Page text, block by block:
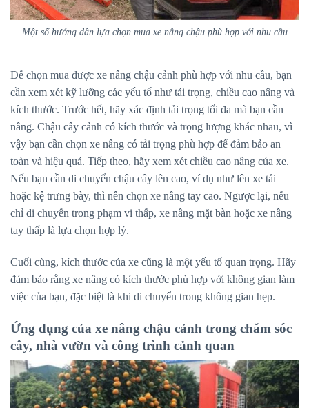
Một số hướng dẫn lựa chọn mua xe nâng chậu phù hợp với nhu cầu
Để chọn mua được xe nâng chậu cảnh phù hợp với nhu cầu, bạn
cần xem xét kỹ lưỡng các yếu tố như tải trọng, chiều cao nâng và
kích thước. Trước hết, hãy xác định tải trọng tối đa mà bạn cần
nâng. Chậu cây cảnh có kích thước và trọng lượng khác nhau, vì
vậy bạn cần chọn xe nâng có tải trọng phù hợp để đảm bảo an
toàn và hiệu quả. Tiếp theo, hãy xem xét chiều cao nâng của xe.
Nếu bạn cần di chuyển chậu cây lên cao, ví dụ như lên xe tải
hoặc kệ trưng bày, thì nên chọn xe nâng tay cao. Ngược lại, nếu
chỉ di chuyển trong phạm vi thấp, xe nâng mặt bàn hoặc xe nâng
tay thấp là lựa chọn hợp lý.
Cuối cùng, kích thước của xe cũng là một yếu tố quan trọng. Hãy
đảm bảo rằng xe nâng có kích thước phù hợp với không gian làm
việc của bạn, đặc biệt là khi di chuyển trong không gian hẹp.
Ứng dụng của xe nâng chậu cảnh trong chăm sóc
cây, nhà vườn và công trình cảnh quan